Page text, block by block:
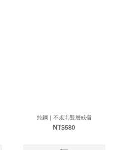
純鋼｜不規則雙層戒指
NT$580